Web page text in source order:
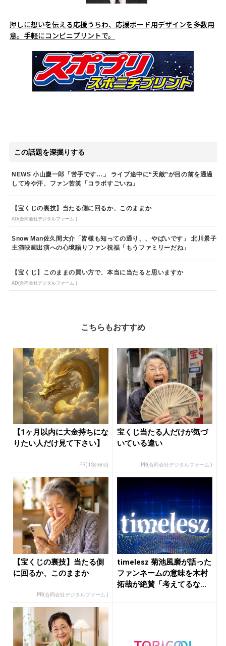
押しに想いを伝える応援うちわ、応援ボード用デザインを多数用
意。手軽にコンビニプリントで。
この話題を深掘りする
NEWS 小山慶一郎「苦手です…」 ライブ途中に“天敵”が目の前を通過
して冷や汗、ファン苦笑「コラボすごいね」
【宝くじの裏技】当たる側に回るか、このままか
AD(合同会社デジタルファーム )
Snow Man佐久間大介「皆様も知っての通り、、やばいです」 北川景子
主演映画出演への心境語りファン祝福「もうファミリーだね」
【宝くじ】このままの買い方で、本当に当たると思いますか
AD(合同会社デジタルファーム )
こちらもおすすめ
【1ヶ月以内に大金持ちにな
りたい人だけ見て下さい】
PR(Il Sereno)
宝くじ当たる人だけが気づ
いている違い
PR(合同会社デジタルファーム )
【宝くじの裏技】当たる側
に回るか、このままか
PR(合同会社デジタルファーム )
timelesz 菊池風磨が語った
ファンネームの意味を木村
拓哉が絶賛「考えてるな...